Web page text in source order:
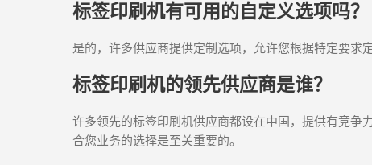
标签印刷机有可用的自定义选项吗？
是的，许多供应商提供定制选项，允许您根据特定要求
标签印刷机的领先供应商是谁？
许多领先的标签印刷机供应商都设在中国，提供有竞争
合您业务的选择是至关重要的。